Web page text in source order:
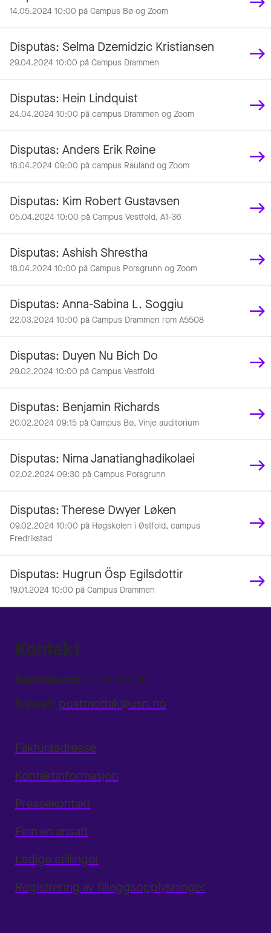
14.05.2024 10:00 på Campus Bø og Zoom
Disputas: Selma Dzemidzic Kristiansen
29.04.2024 10:00 på Campus Drammen
Disputas: Hein Lindquist
24.04.2024 10:00 på campus Drammen og Zoom
Disputas: Anders Erik Røine
18.04.2024 09:00 på campus Rauland og Zoom
Disputas: Kim Robert Gustavsen
05.04.2024 10:00 på Campus Vestfold, A1-36
Disputas: Ashish Shrestha
18.04.2024 10:00 på Campus Porsgrunn og Zoom
Disputas: Anna-Sabina L. Soggiu
22.03.2024 10:00 på Campus Drammen rom A5508
Disputas: Duyen Nu Bich Do
29.02.2024 10:00 på Campus Vestfold
Disputas: Benjamin Richards
20.02.2024 09:15 på Campus Bø, Vinje auditorium
Disputas: Nima Janatianghadikolaei
02.02.2024 09:30 på Campus Porsgrunn
Disputas: Therese Dwyer Løken
09.02.2024 10:00 på Høgskolen i Østfold, campus
Fredrikstad
Disputas: Hugrun Ösp Egilsdottir
19.01.2024 10:00 på Campus Drammen
Kontakt
Sentralbord: 31 00 80 00
E-post: postmottak@usn.no
Fakturaadresse
Kontaktinformasjon
Pressekontakt
Finn en ansatt
Ledige stillinger
Registrering av tilleggsopplysninger